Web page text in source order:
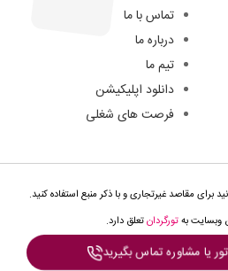
یا مشاوره تماس بگیرید
تماس با ما
درباره ما
تیم ما
دانلود اپلیکیشن
فرصت های شغلی
مقاصد غیرتجاری و با ذکر منبع استفاده کنید.
وبسایت بهتورگردانتعلق دارد.